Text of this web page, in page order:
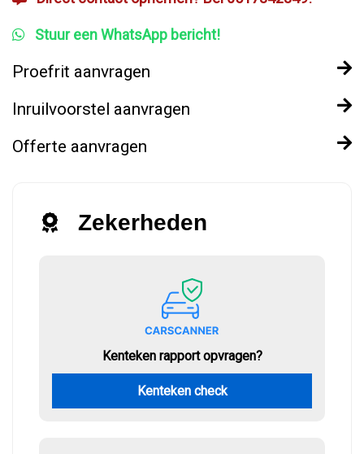
Stuur een WhatsApp bericht!
Proefrit aanvragen
Inruilvoorstel aanvragen
Offerte aanvragen
Zekerheden
Kenteken rapport opvragen?
Kenteken check